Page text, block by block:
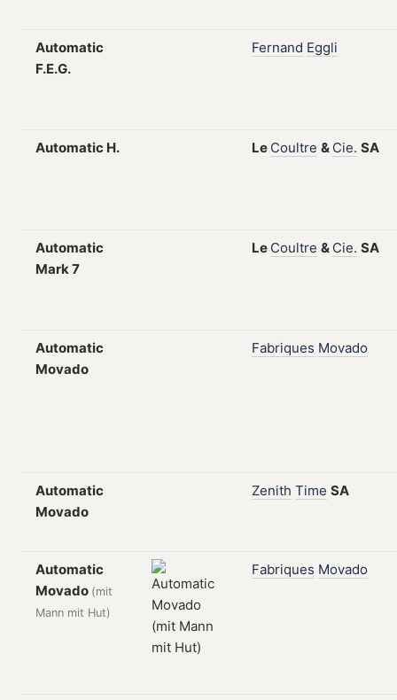
Automatic
F.E.G.
Fernand Eggli
Automatic H. Le Coultre & Cie. SA
Automatic
Mark 7
Le Coultre & Cie. SA
Automatic
Movado
Fabriques Movado
Automatic
Movado
Zenith Time SA
Automatic
Movado (mit
Mann mit Hut)
Fabriques Movado